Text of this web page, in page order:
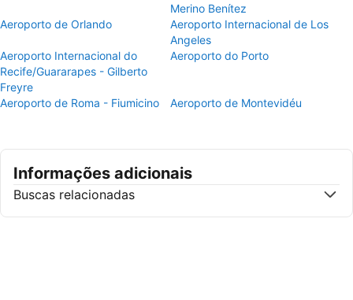
Merino Benítez
Aeroporto de Orlando
Aeroporto Internacional de Los
Angeles
Aeroporto Internacional do
Recife/Guararapes - Gilberto
Freyre
Aeroporto do Porto
Aeroporto de Roma - Fiumicino Aeroporto de Montevidéu
Informações adicionais
Buscas relacionadas